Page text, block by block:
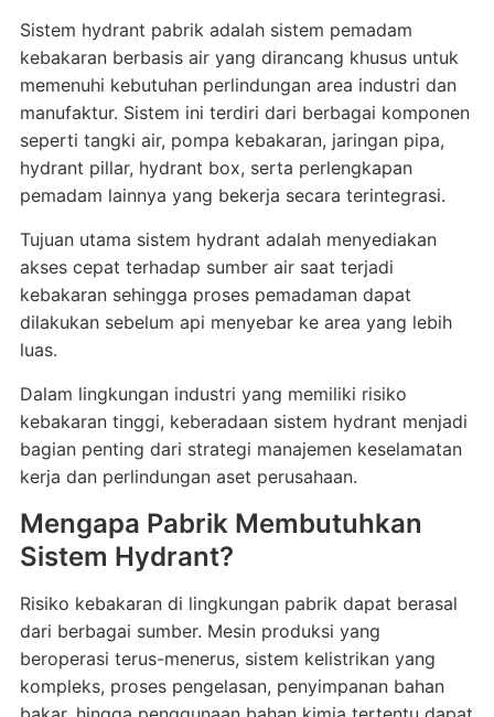
Sistem hydrant pabrik adalah sistem pemadam
kebakaran berbasis air yang dirancang khusus untuk
memenuhi kebutuhan perlindungan area industri dan
manufaktur. Sistem ini terdiri dari berbagai komponen
seperti tangki air, pompa kebakaran, jaringan pipa,
hydrant pillar, hydrant box, serta perlengkapan
pemadam lainnya yang bekerja secara terintegrasi.
Tujuan utama sistem hydrant adalah menyediakan
akses cepat terhadap sumber air saat terjadi
kebakaran sehingga proses pemadaman dapat
dilakukan sebelum api menyebar ke area yang lebih
luas.
Dalam lingkungan industri yang memiliki risiko
kebakaran tinggi, keberadaan sistem hydrant menjadi
bagian penting dari strategi manajemen keselamatan
kerja dan perlindungan aset perusahaan.
Mengapa Pabrik Membutuhkan
Sistem Hydrant?
Risiko kebakaran di lingkungan pabrik dapat berasal
dari berbagai sumber. Mesin produksi yang
beroperasi terus-menerus, sistem kelistrikan yang
kompleks, proses pengelasan, penyimpanan bahan